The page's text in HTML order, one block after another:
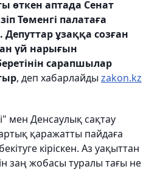
өткен аптада Сенат
Төменгі палатаға
ұзаққа созған
үй нарығын
сарапшылар
, деп хабарлайды zakon.kz
мен Денсаулық сақтау
қаражатты пайдаға
кіріскен. Аз уақыттан
заң жобасы туралы тағы не